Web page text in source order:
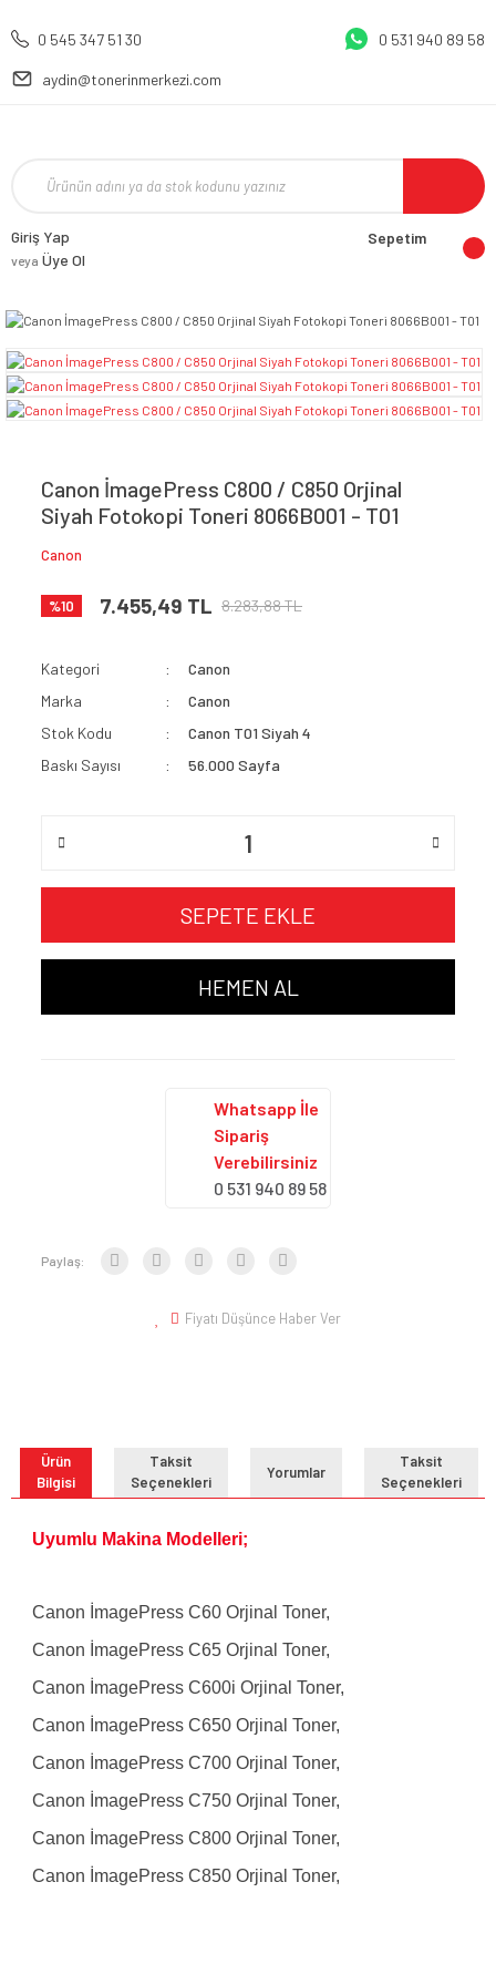
0 545 347 51 30 0 531 940 89 58
aydin@tonerinmerkezi.com
Giriş Yap
veya Üye Ol
Sepetim
Canon İmagePress C800 / C850 Orjinal
Siyah Fotokopi Toneri 8066B001 - T01
Canon
%10 7.455,49 TL 8.283,88 TL
Kategori
Canon
Marka
Canon
Stok Kodu
Canon T01 Siyah 4
Baskı Sayısı
56.000 Sayfa
SEPETE EKLE
HEMEN AL
Whatsapp İle
Sipariş
Verebilirsiniz
0 531 940 89 58
Paylaş:
Fiyatı Düşünce Haber Ver
Ürün
Bilgisi
Taksit
Seçenekleri
Yorumlar
Taksit
Seçenekleri
Uyumlu Makina Modelleri;
Canon İmagePress C60 Orjinal Toner,
Canon İmagePress C65 Orjinal Toner,
Canon İmagePress C600i Orjinal Toner,
Canon İmagePress C650 Orjinal Toner,
Canon İmagePress C700 Orjinal Toner,
Canon İmagePress C750 Orjinal Toner,
Canon İmagePress C800 Orjinal Toner,
Canon İmagePress C850 Orjinal Toner,